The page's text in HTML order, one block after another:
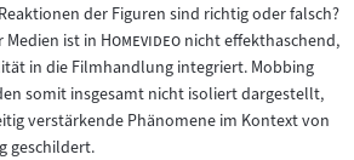
der Figuren sind richtig oder falsch?
Medien ist in "Homevideo"nicht effekthaschend,
in die Filmhandlung integriert. Mobbing
somit insgesamt nicht isoliert dargestellt,
verstärkende Phänomene im Kontext von
geschildert.